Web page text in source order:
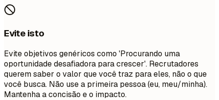
Evite isto
Evite objetivos genéricos como 'Procurando uma
oportunidade desafiadora para crescer'. Recrutadores
querem saber o valor que você traz para eles, não o que
você busca. Não use a primeira pessoa (eu, meu/minha).
Mantenha a concisão e o impacto.